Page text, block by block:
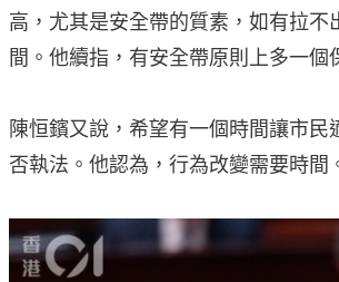
高，尤其是安全帶的質素，如有拉
間。他續指，有安全帶原則上多一個
陳恒鑌又說，希望有一個時間讓市
否執法。他認為，行為改變需要時間